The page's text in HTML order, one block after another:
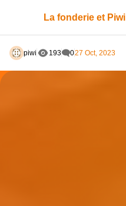
La fonderie et Piwi
piwi 193 027 Oct, 2023